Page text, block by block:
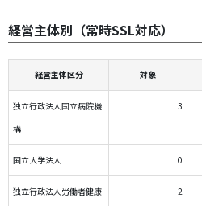
経営主体別（常時SSL対応）
経営主体区分 対象
独立行政法人国立病院機
構
3
国立大学法人 0
独立行政法人労働者健康
2